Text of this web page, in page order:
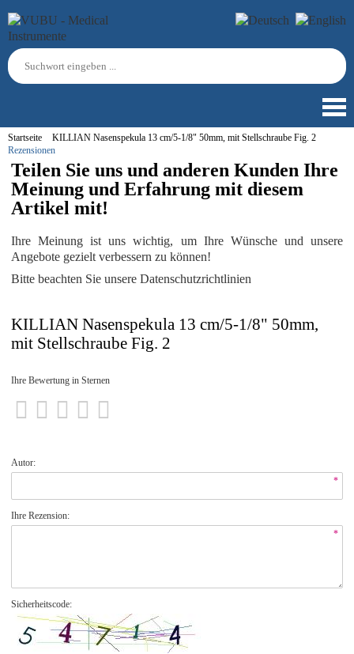
Startseite
KILLIAN Nasenspekula 13 cm/5-1/8" 50mm, mit Stellschraube Fig. 2
Rezensionen
Teilen Sie uns und anderen Kunden Ihre
Meinung und Erfahrung mit diesem
Artikel mit!
Ihre Meinung ist uns wichtig, um Ihre Wünsche und unsere
Angebote gezielt verbessern zu können!
Bitte beachten Sie unsere Datenschutzrichtlinien
KILLIAN Nasenspekula 13 cm/5-1/8" 50mm,
mit Stellschraube Fig. 2
Ihre Bewertung in Sternen
Autor:
*
Ihre Rezension:
*
Sicherheitscode: